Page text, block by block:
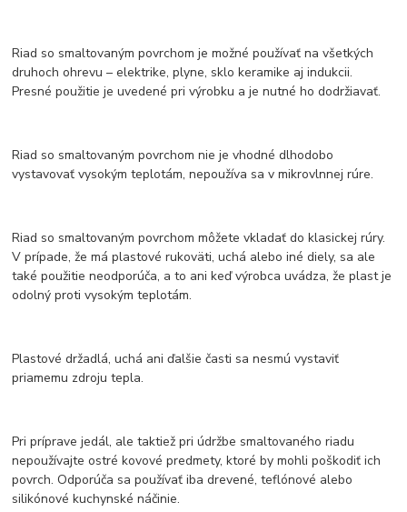
Riad so smaltovaným povrchom je možné používať na všetkých
druhoch ohrevu – elektrike, plyne, sklo keramike aj indukcii.
Presné použitie je uvedené pri výrobku a je nutné ho dodržiavať.
Riad so smaltovaným povrchom nie je vhodné dlhodobo
vystavovať vysokým teplotám, nepoužíva sa v mikrovlnnej rúre.
Riad so smaltovaným povrchom môžete vkladať do klasickej rúry.
V prípade, že má plastové rukoväti, uchá alebo iné diely, sa ale
také použitie neodporúča, a to ani keď výrobca uvádza, že plast je
odolný proti vysokým teplotám.
Plastové držadlá, uchá ani ďalšie časti sa nesmú vystaviť
priamemu zdroju tepla.
Pri príprave jedál, ale taktiež pri údržbe smaltovaného riadu
nepoužívajte ostré kovové predmety, ktoré by mohli poškodiť ich
povrch. Odporúča sa používať iba drevené, teflónové alebo
silikónové kuchynské náčinie.